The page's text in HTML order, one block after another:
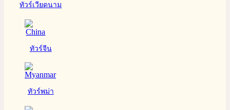
ทัวร์เวียดนาม
ทัวร์จีน
ทัวร์พม่า